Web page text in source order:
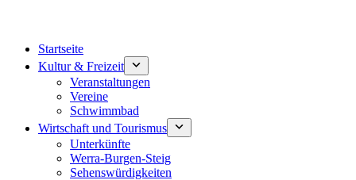
Startseite
Kultur & Freizeit
Veranstaltungen
Vereine
Schwimmbad
Wirtschaft und Tourismus
Unterkünfte
Werra-Burgen-Steig
Sehenswürdigkeiten